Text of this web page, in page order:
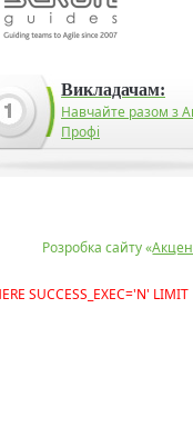
Викладачам:
Навчайте разом з
Профі
Розробка сайту «
SUCCESS_EXEC='N' LIMIT